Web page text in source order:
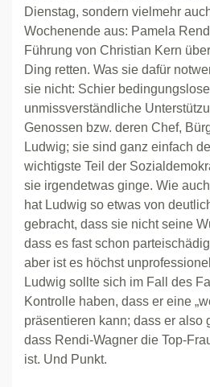
Dienstag, sondern vielmehr
Wochenende aus: Pamela
Führung von Christian Kern
Ding retten. Was sie dafür
sie nicht: Schier
unmissverständliche
Genossen bzw. deren Chef,
Ludwig; sie sind ganz einfach
wichtigste Teil der
sie irgendetwas ginge. Wie
hat Ludwig so etwas von
gebracht, dass sie nicht seine
dass es fast schon
aber ist es höchst
Ludwig sollte sich im Fall des
Kontrolle haben, dass er eine
präsentieren kann; dass er also
dass Rendi-Wagner die Top-
ist. Und Punkt.